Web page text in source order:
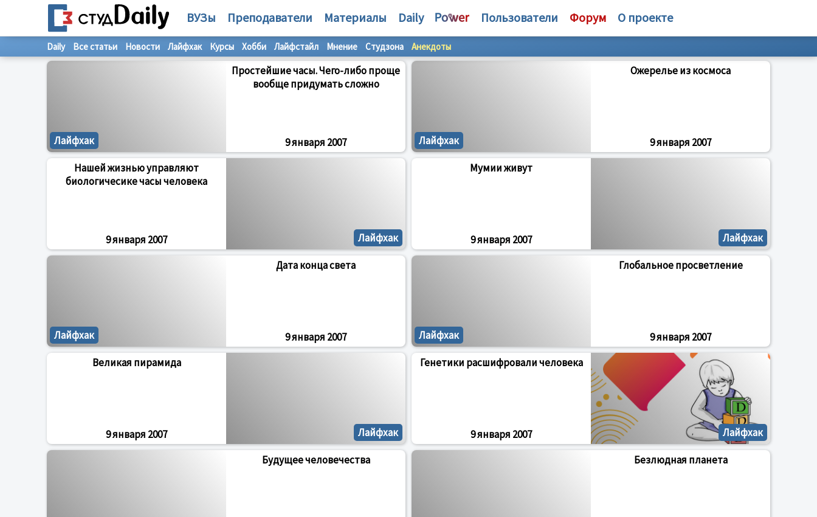
ВУЗы Преподаватели Материалы Daily Пользователи Форум О проекте
Daily Все статьи Новости Лайфхак Курсы Хобби Лайфстайл Мнение Студзона Анекдоты
Лайфхак
Простейшие часы. Чего-либо проще
вообще придумать сложно
9 января 2007 Лайфхак
Ожерелье из космоса
9 января 2007
Лайфхак
Нашей жизнью управляют
биологичесике часы человека
9 января 2007 Лайфхак
Мумии живут
9 января 2007
Лайфхак
Дата конца света
9 января 2007 Лайфхак
Глобальное просветление
9 января 2007
Лайфхак
Великая пирамида
9 января 2007 Лайфхак
Генетики расшифровали человека
9 января 2007
Будущее человечества Безлюдная планета